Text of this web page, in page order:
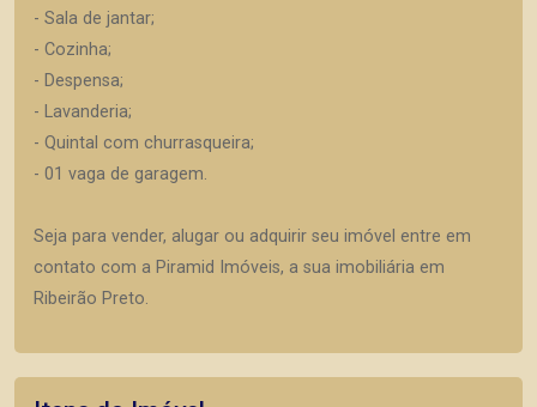
- Sala de jantar;
- Cozinha;
- Despensa;
- Lavanderia;
- Quintal com churrasqueira;
- 01 vaga de garagem.
Seja para vender, alugar ou adquirir seu imóvel entre em
contato com a Piramid Imóveis, a sua imobiliária em
Ribeirão Preto.